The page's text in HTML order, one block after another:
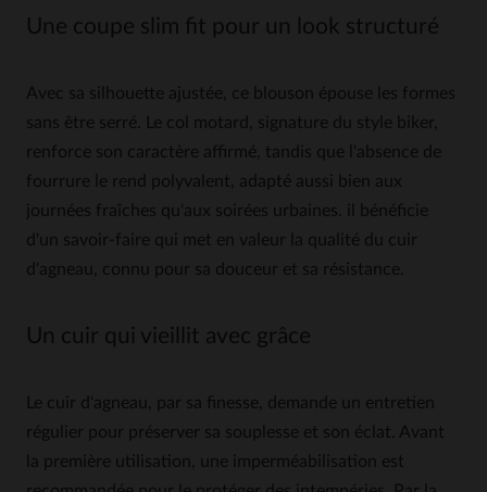
Une coupe slim fit pour un look structuré
Avec sa silhouette ajustée, ce blouson épouse les formes
sans être serré. Le col motard, signature du style biker,
renforce son caractère affirmé, tandis que l'absence de
fourrure le rend polyvalent, adapté aussi bien aux
journées fraîches qu'aux soirées urbaines. il bénéficie
d'un savoir-faire qui met en valeur la qualité du cuir
d'agneau, connu pour sa douceur et sa résistance.
Un cuir qui vieillit avec grâce
Le cuir d'agneau, par sa finesse, demande un entretien
régulier pour préserver sa souplesse et son éclat. Avant
la première utilisation, une imperméabilisation est